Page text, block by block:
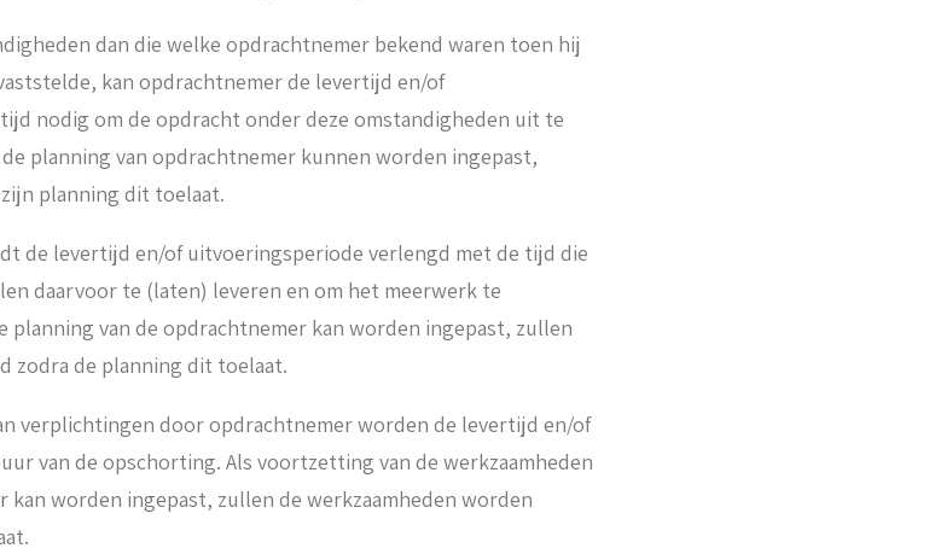
dan die welke opdrachtnemer bekend waren toen hij
kan opdrachtnemer de levertijd en/of
nodig om de opdracht onder deze omstandigheden uit te
planning van opdrachtnemer kunnen worden ingepast,
planning dit toelaat.
de levertijd en/of uitvoeringsperiode verlengd met de tijd die
daarvoor te (laten) leveren en om het meerwerk te
van de opdrachtnemer kan worden ingepast, zullen
zodra de planning dit toelaat.
verplichtingen door opdrachtnemer worden de levertijd en/of
van de opschorting. Als voortzetting van de werkzaamheden
worden ingepast, zullen de werkzaamheden worden